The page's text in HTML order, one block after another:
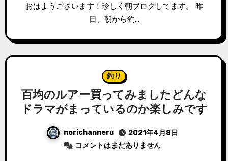
おはようございます！珍しく朝ブログしてます。 昨
日、朝から釣…
釣り
百均のルアー買ってみましたどんな
ドラマがまっているのか楽しみです
norichanneru
2021年4月8日
コメントはまだありません